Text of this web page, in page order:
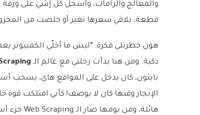
والمعالج والرامات، وأسجل كل إشي على
قطعة، بلاقي سعرها تغير أو خلصت من
هون خطرتلي فكرة: “ليش ما أخلّي الكمبيوتر
ذكية. ومن هنا بدأت رحلتي مع عالم الـ
بايثون، كان يدخل على المواقع هاي، يسحب
الإنجاز وقتها كان لا يوصف! كأني امتلكت
هائلة، ومن يومها صار الـ Web Scraping جزء أساسي من صندوق أدواتي كمطور.